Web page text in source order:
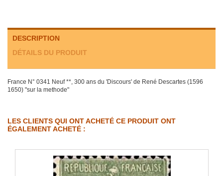
DESCRIPTION
DÉTAILS DU PRODUIT
France N° 0341 Neuf **, 300 ans du 'Discours' de René Descartes (1596
1650) "sur la methode"
LES CLIENTS QUI ONT ACHETÉ CE PRODUIT ONT
ÉGALEMENT ACHETÉ :